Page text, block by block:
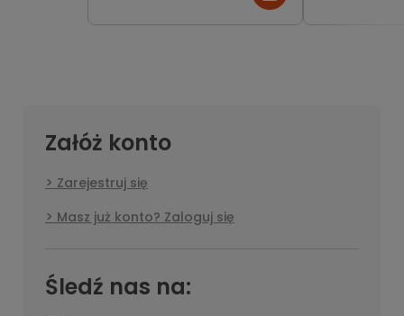
Załóż konto
Zarejestruj się
Masz już konto? Zaloguj się
Śledź nas na: